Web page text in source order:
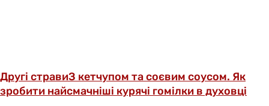
Другі стравиЗ кетчупом та соєвим соусом. Як
зробити найсмачніші курячі гомілки в духовці